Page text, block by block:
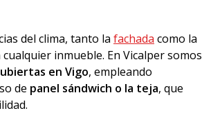
del clima, tanto la fachada como la
inmueble. En Vicalper somos
en Vigo, empleando
de panel sándwich o la teja, que